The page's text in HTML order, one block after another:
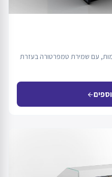
עם שמירת טמפרטורה בעזרת
arrow_back